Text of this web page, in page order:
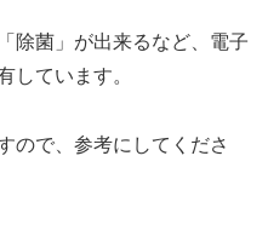
除菌」が出来るなど、電子
しています。
ので、参考にしてくださ